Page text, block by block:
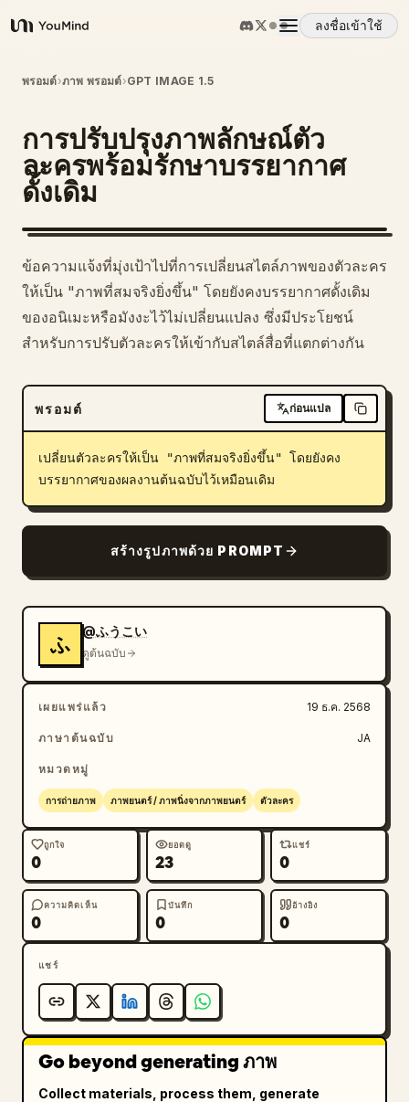
YouMind
ลงชื่อเข้าใช้
ภาพรวม
กรณีการใช้งาน
ทักษะ
พรอมต์
ราคา
บล็อก
พรอมต์›ภาพ พรอมต์›GPT IMAGE 1.5
การปรับปรุงภาพลักษณ์ตัว
ละครพร้อมรักษาบรรยากาศ
ดั้งเดิม
ข้อความแจ้งที่มุ่งเป้าไปที่การเปลี่ยนสไตล์ภาพของตัวละคร
ให้เป็น "ภาพที่สมจริงยิ่งขึ้น" โดยยังคงบรรยากาศดั้งเดิม
ของอนิเมะหรือมังงะไว้ไม่เปลี่ยนแปลง ซึ่งมีประโยชน์
สำหรับการปรับตัวละครให้เข้ากับสไตล์สื่อที่แตกต่างกัน
พรอมต์ ก่อนแปล
เปลี่ยนตัวละครให้เป็น "ภาพที่สมจริงยิ่งขึ้น" โดยยังคง
บรรยากาศของผลงานต้นฉบับไว้เหมือนเดิม
สร้างรูปภาพด้วย PROMPT
ふ
@ふうこい
ดูต้นฉบับ
เผยแพร่แล้ว 19 ธ.ค. 2568
ภาษาต้นฉบับ JA
หมวดหมู่
การถ่ายภาพ ภาพยนตร์ / ภาพนิ่งจากภาพยนตร์ ตัวละคร
ถูกใจ
0
ยอดดู
23
แชร์
0
ความคิดเห็น
0
บันทึก
0
อ้างอิง
0
แชร์
Go beyond generating ภาพ
Collect materials, process them, generate